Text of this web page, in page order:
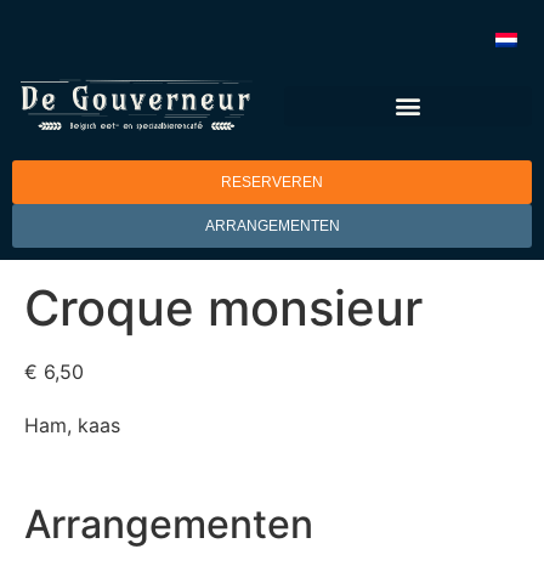
RESERVEREN
ARRANGEMENTEN
Croque monsieur
€ 6,50
Ham, kaas
Arrangementen